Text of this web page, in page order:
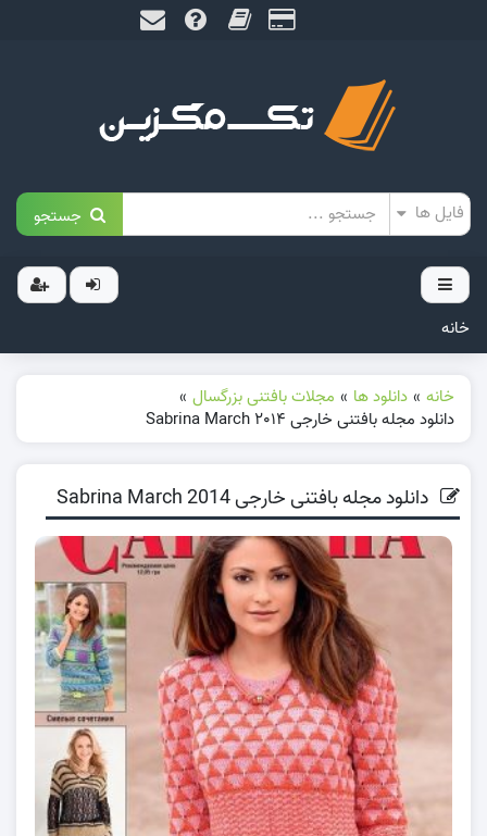
جستجو
خانه
خانه » دانلود ها » مجلات بافتنی بزرگسال »
دانلود مجله بافتنی خارجی Sabrina March 2014
دانلود مجله بافتنی خارجی Sabrina March 2014